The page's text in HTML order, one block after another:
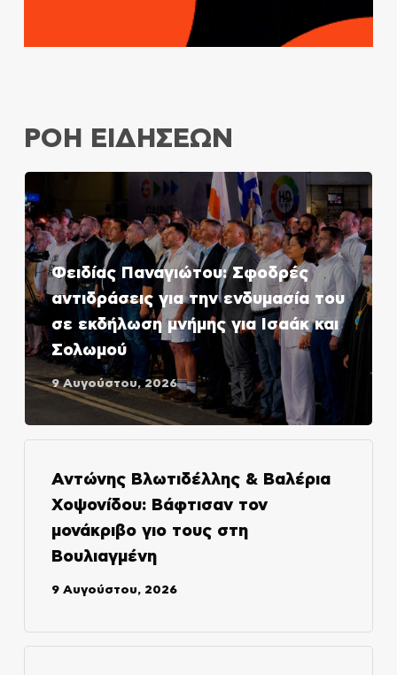
ΡΟΗ ΕΙΔΗΣΕΩΝ
Φειδίας Παναγιώτου: Σφοδρές
αντιδράσεις για την ενδυμασία του
σε εκδήλωση μνήμης για Ισαάκ και
Σολωμού
9 Αυγούστου, 2026
Αντώνης Βλωτιδέλλης & Βαλέρια
Χοψονίδου: Βάφτισαν τον
μονάκριβο γιο τους στη
Βουλιαγμένη
9 Αυγούστου, 2026